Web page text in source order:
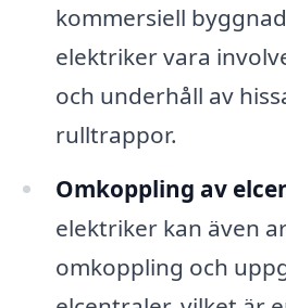
kommersiell
elektriker vara
och underhåll av
rulltrappor.
Omkoppling av
elektriker kan även
omkoppling och